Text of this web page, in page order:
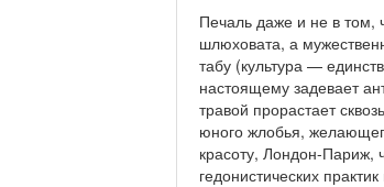
Печаль даже и не в том,
шлюховата, а
табу (культура —
настоящему задевает
травой прорастает
юного жлобья,
красоту, Лондон-Париж,
гедонистических